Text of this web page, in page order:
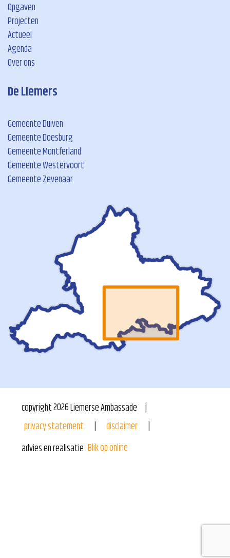
Opgaven
Projecten
Actueel
Agenda
Over ons
De Liemers
Gemeente Duiven
Gemeente Doesburg
Gemeente Montferland
Gemeente Westervoort
Gemeente Zevenaar
copyright2026Liemerse Ambassade
privacy statement
disclaimer
advies en realisatie Blik op online